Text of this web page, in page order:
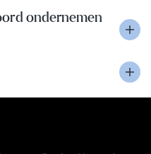
ondernemen